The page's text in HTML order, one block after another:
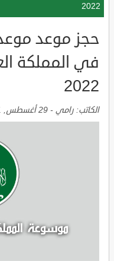
2022
حجز موعد موعد
في المملكة
2022
الكاتب: رامي - 29 أغسطس, 2021